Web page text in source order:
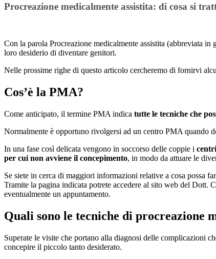
Procreazione medicalmente assistita: di cosa si
Con la parola Procreazione medicalmente assistita (abbreviata
loro desiderio di diventare genitori.
Nelle prossime righe di questo articolo cercheremo di fornirvi
Cos’è la PMA?
Come anticipato, il termine PMA indica tutte le tecniche che
Normalmente è opportuno rivolgersi ad un centro PMA quando
In una fase così delicata vengono in soccorso delle coppie i
per cui non avviene il concepimento, in modo da attuare le
Se siete in cerca di maggiori informazioni relative a cosa possa
Tramite la pagina indicata potrete accedere al sito web del Dott.
eventualmente un appuntamento.
Quali sono le tecniche di procreazione
Superate le visite che portano alla diagnosi delle complicazioni
concepire il piccolo tanto desiderato.